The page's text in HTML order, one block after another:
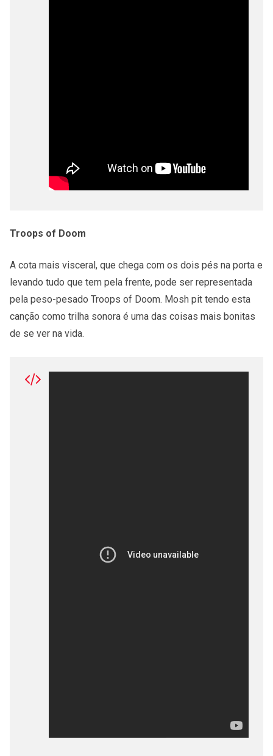
Troops of Doom
A cota mais visceral, que chega com os dois pés na porta e
levando tudo que tem pela frente, pode ser representada
pela peso-pesado Troops of Doom. Mosh pit tendo esta
canção como trilha sonora é uma das coisas mais bonitas
de se ver na vida.